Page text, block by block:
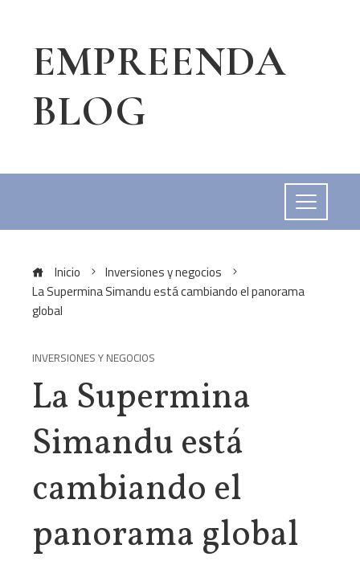
EMPREENDA
BLOG
Inicio
Inversiones y negocios
La Supermina Simandu está cambiando el panorama
global
INVERSIONES Y NEGOCIOS
La Supermina
Simandu está
cambiando el
panorama global